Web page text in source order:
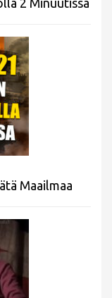
Maailmaa